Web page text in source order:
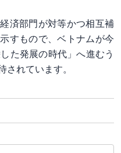
済部門が対等かつ相互補
すもので、ベトナムが今
た発展の時代」へ進むう
されています。